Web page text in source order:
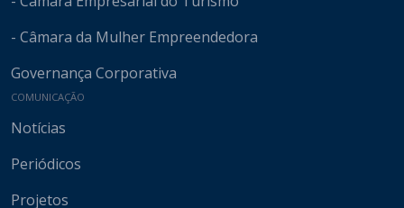
- Câmara da Mulher Empreendedora
Governança Corporativa
COMUNICAÇÃO
Notícias
Periódicos
Projetos